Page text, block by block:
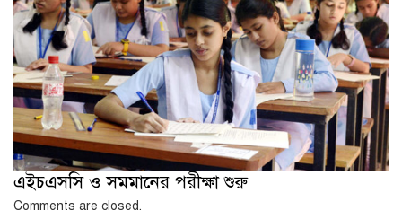
এইচএসসি ও সমমানের পরীক্ষা শুরু
Comments are closed.